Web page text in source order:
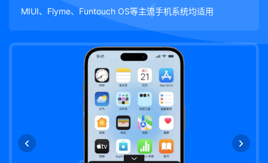
MIUI、Flyme、Funtouch OS等主流手机系统均适用